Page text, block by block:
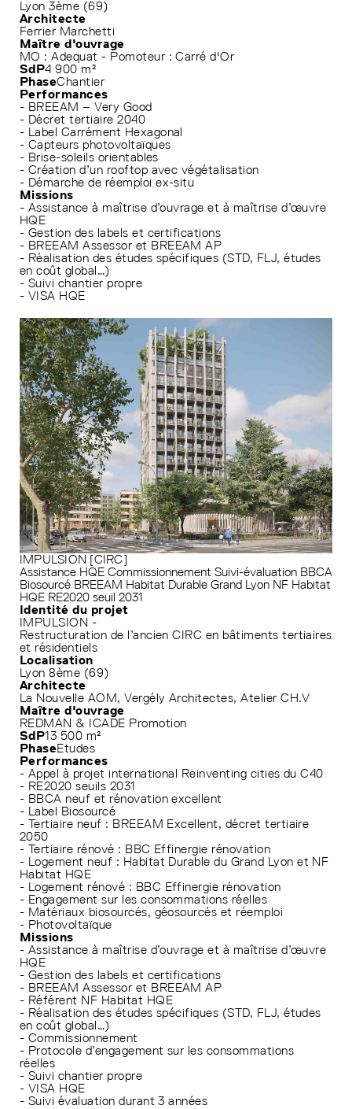
Lyon 3ème (69)
Architecte
Ferrier Marchetti
Maître d'ouvrage
MO : Adequat - Pomoteur : Carré d'Or
SdP4 900 m²
PhaseChantier
Performances
- BREEAM – Very Good
- Décret tertiaire 2040
- Label Carrément Hexagonal
- Capteurs photovoltaïques
- Brise-soleils orientables
- Création d’un rooftop avec végétalisation
- Démarche de réemploi ex-situ
Missions
- Assistance à maîtrise d’ouvrage et à maîtrise d’œuvre
HQE
- Gestion des labels et certifications
- BREEAM Assessor et BREEAM AP
- Réalisation des études spécifiques (STD, FLJ, études
en coût global…)
- Suivi chantier propre
- VISA HQE
IMPULSION [CIRC]
Assistance HQE Commissionnement Suivi-évaluation BBCA
Biosourcé BREEAM Habitat Durable Grand Lyon NF Habitat
HQE RE2020 seuil 2031
Identité du projet
IMPULSION -
Restructuration de l’ancien CIRC en bâtiments tertiaires
et résidentiels
Localisation
Lyon 8ème (69)
Architecte
La Nouvelle AOM, Vergély Architectes, Atelier CH.V
Maître d'ouvrage
REDMAN & ICADE Promotion
SdP13 500 m²
PhaseEtudes
Performances
- Appel à projet international Reinventing cities du C40
- RE2020 seuils 2031
- BBCA neuf et rénovation excellent
- Label Biosourcé
- Tertiaire neuf : BREEAM Excellent, décret tertiaire
2050
- Tertiaire rénové : BBC Effinergie rénovation
- Logement neuf : Habitat Durable du Grand Lyon et NF
Habitat HQE
- Logement rénové : BBC Effinergie rénovation
- Engagement sur les consommations réelles
- Matériaux biosourcés, géosourcés et réemploi
- Photovoltaïque
Missions
- Assistance à maîtrise d’ouvrage et à maîtrise d’œuvre
HQE
- Gestion des labels et certifications
- BREEAM Assessor et BREEAM AP
- Référent NF Habitat HQE
- Réalisation des études spécifiques (STD, FLJ, études
en coût global…)
- Commissionnement
- Protocole d’engagement sur les consommations
réelles
- Suivi chantier propre
- VISA HQE
- Suivi évaluation durant 3 années